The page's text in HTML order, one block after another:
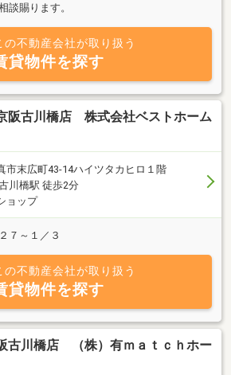
談賜ります。
の不動産会社が取り扱う
貸物件を探す
阪古川橋店 株式会社ベストホーム
市末広町43-14ハイツタカヒロ１階
川橋駅 徒歩2分
ョップ
７～１／３
の不動産会社が取り扱う
貸物件を探す
古川橋店 （株）有ｍａｔｃｈホー